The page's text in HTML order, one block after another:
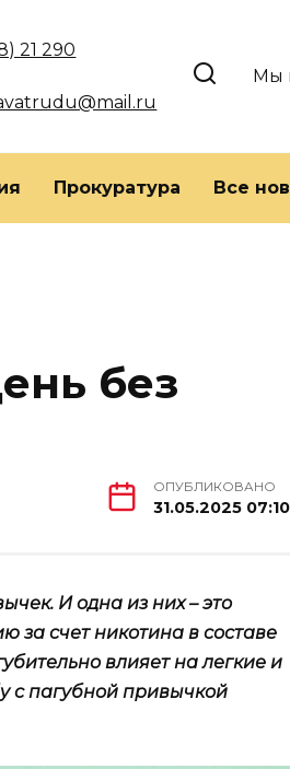
21 290
Мы
Прокуратура Все
без
ОПУБЛИКОВАНО
31.05.2025 07:10
И одна из них – это
за счет никотина в составе
влияет на легкие и
с пагубной привычкой